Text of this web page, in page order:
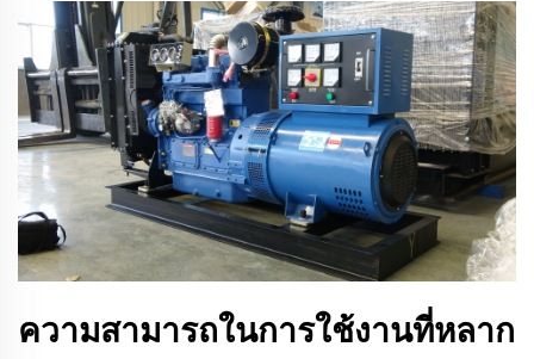
ความสามารถในการใช้งานที่หลาก